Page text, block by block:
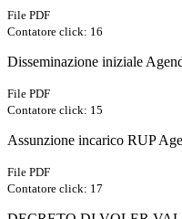
File PDF
Contatore click: 16
Disseminazione iniziale
File PDF
Contatore click: 15
Assunzione incarico RUP
File PDF
Contatore click: 17